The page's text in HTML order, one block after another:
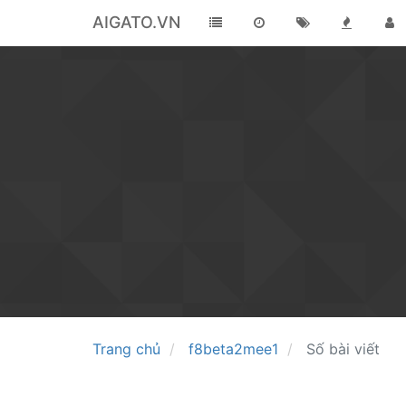
AIGATO.VN
Trang chủ f8beta2mee1 Số bài viết